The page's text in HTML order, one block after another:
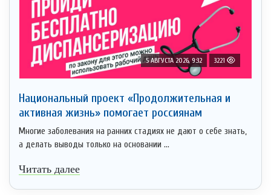
5 АВГУСТА 2026, 9:32 3221
Национальный проект «Продолжительная и
активная жизнь» помогает россиянам
Многие заболевания на ранних стадиях не дают о себе знать,
а делать выводы только на основании ...
Читать далее